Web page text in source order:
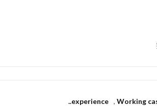
..experience , Working